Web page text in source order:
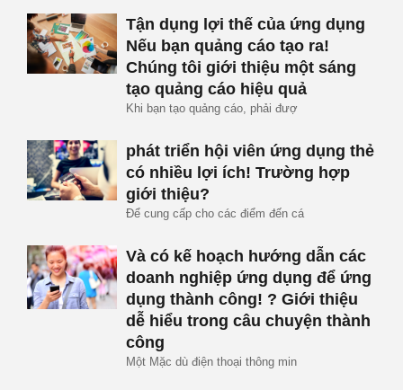
Tận dụng lợi thế của ứng dụng
Nếu bạn quảng cáo tạo ra!
Chúng tôi giới thiệu một sáng
tạo quảng cáo hiệu quả
Khi bạn tạo quảng cáo, phải đượ
phát triển hội viên ứng dụng thẻ
có nhiều lợi ích! Trường hợp
giới thiệu?
Để cung cấp cho các điểm đến cá
Và có kế hoạch hướng dẫn các
doanh nghiệp ứng dụng để ứng
dụng thành công! ? Giới thiệu
dễ hiểu trong câu chuyện thành
công
Một Mặc dù điện thoại thông min